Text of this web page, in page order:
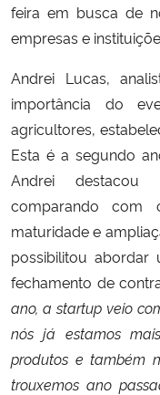
feira em busca de
empresas e
Andrei Lucas,
importância do
agricultores,
Esta é a segundo
Andrei destacou
comparando
maturidade e
possibilitou
fechamento de
ano, a startup veio
nós já estamos
produtos e também
trouxemos ano